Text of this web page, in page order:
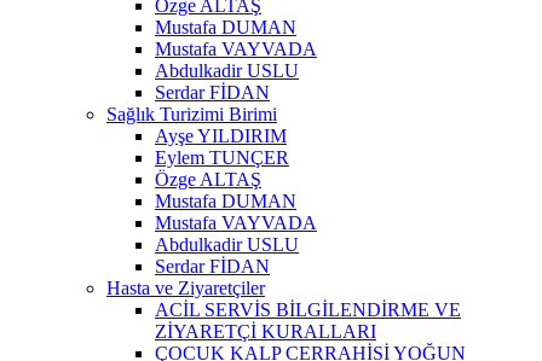
Özge ALTAŞ
Mustafa DUMAN
Mustafa VAYVADA
Abdulkadir USLU
Serdar FİDAN
Sağlık Turizimi Birimi
Ayşe YILDIRIM
Eylem TUNÇER
Özge ALTAŞ
Mustafa DUMAN
Mustafa VAYVADA
Abdulkadir USLU
Serdar FİDAN
Hasta ve Ziyaretçiler
ACİL SERVİS BİLGİLENDİRME VE
ZİYARETÇİ KURALLARI
ÇOCUK KALP CERRAHİSİ YOĞUN